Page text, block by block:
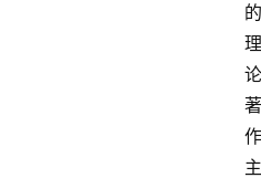
的
理
论
著
作
主